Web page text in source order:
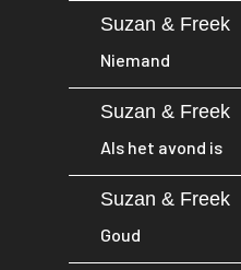
Suzan & Freek
Niemand
Suzan & Freek
Als het avond is
Suzan & Freek
Goud